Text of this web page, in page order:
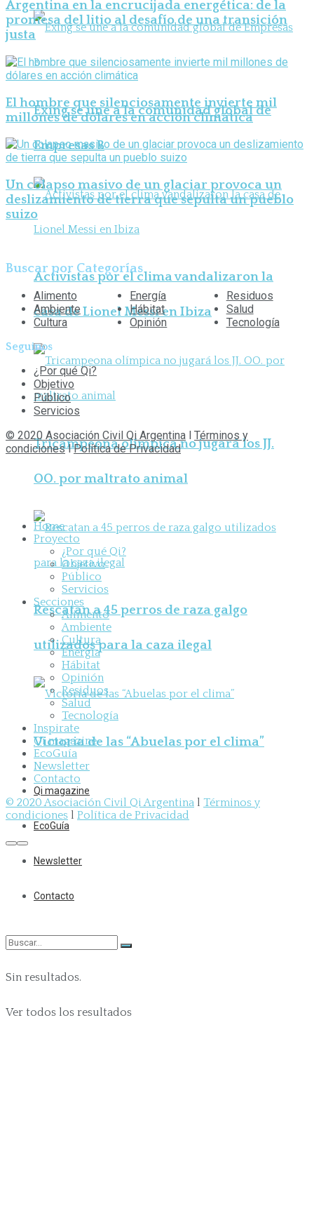
Exing se une a la comunidad global de
Empresas B
Activistas por el clima vandalizaron la
casa de Lionel Messi en Ibiza
Tricampeona olímpica no jugará los JJ.
OO. por maltrato animal
Rescatan a 45 perros de raza galgo
utilizados para la caza ilegal
Victoria de las “Abuelas por el clima”
Qi magazine
EcoGuía
Newsletter
Contacto
Sin resultados.
Ver todos los resultados
Argentina en la encrucijada energética: de la
promesa del litio al desafío de una transición
justa
El hombre que silenciosamente invierte mil
millones de dólares en acción climática
Un colapso masivo de un glaciar provoca un
deslizamiento de tierra que sepulta un pueblo
suizo
Buscar por Categorías
Alimento
Ambiente
Cultura
Energía
Hábitat
Opinión
Residuos
Salud
Tecnología
Seguinos
¿Por qué Qi?
Objetivo
Público
Servicios
© 2020 Asociación Civil Qi Argentina l Términos y
condicioneslPolítica de Privacidad
Home
Proyecto
¿Por qué Qi?
Objetivo
Público
Servicios
Secciones
Alimento
Ambiente
Cultura
Energía
Hábitat
Opinión
Residuos
Salud
Tecnología
Inspirate
Qi magazine
EcoGuía
Newsletter
Contacto
© 2020 Asociación Civil Qi Argentina l Términos y
condiciones l Política de Privacidad